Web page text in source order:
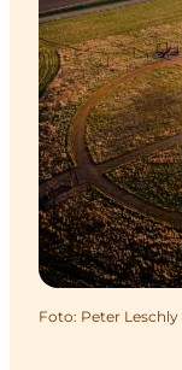
Foto: Peter Leschly